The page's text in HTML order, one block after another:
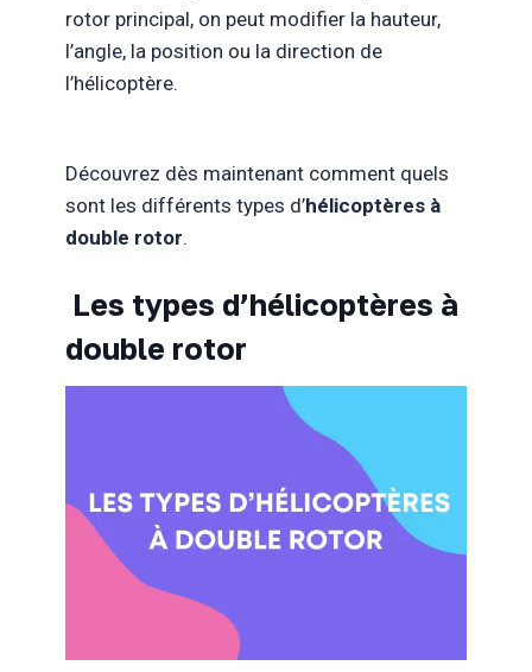
rotor principal, on peut modifier la hauteur,
l’angle, la position ou la direction de
l’hélicoptère.
Découvrez dès maintenant comment quels
sont les différents types d’hélicoptères à
double rotor.
Les types d’hélicoptères à
double rotor